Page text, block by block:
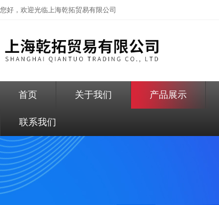
您好，欢迎光临上海乾拓贸易有限公司
首页 关于我们 产品展示
联系我们